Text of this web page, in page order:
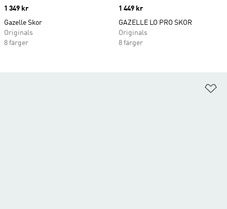
Price
1 349 kr
Gazelle Skor
Originals
8 färger
Price
1 449 kr
GAZELLE LO PRO SKOR
Originals
8 färger